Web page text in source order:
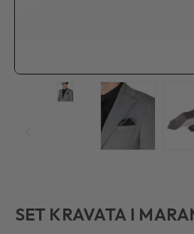
SET KRAVATA I